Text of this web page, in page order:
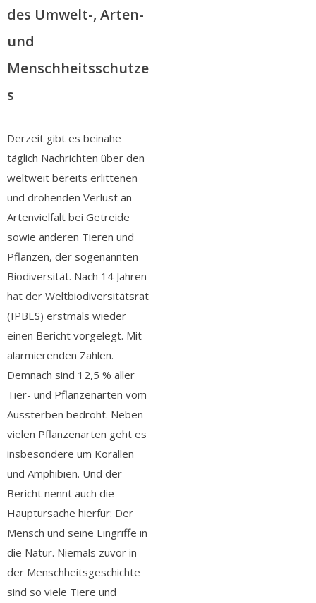
des Umwelt-, Arten-
und
Menschheitsschutze
s
Derzeit gibt es beinahe
täglich Nachrichten über den
weltweit bereits erlittenen
und drohenden Verlust an
Artenvielfalt bei Getreide
sowie anderen Tieren und
Pflanzen, der sogenannten
Biodiversität. Nach 14 Jahren
hat der Weltbiodiversitätsrat
(IPBES) erstmals wieder
einen Bericht vorgelegt. Mit
alarmierenden Zahlen.
Demnach sind 12,5 % aller
Tier- und Pflanzenarten vom
Aussterben bedroht. Neben
vielen Pflanzenarten geht es
insbesondere um Korallen
und Amphibien. Und der
Bericht nennt auch die
Hauptursache hierfür: Der
Mensch und seine Eingriffe in
die Natur. Niemals zuvor in
der Menschheitsgeschichte
sind so viele Tiere und